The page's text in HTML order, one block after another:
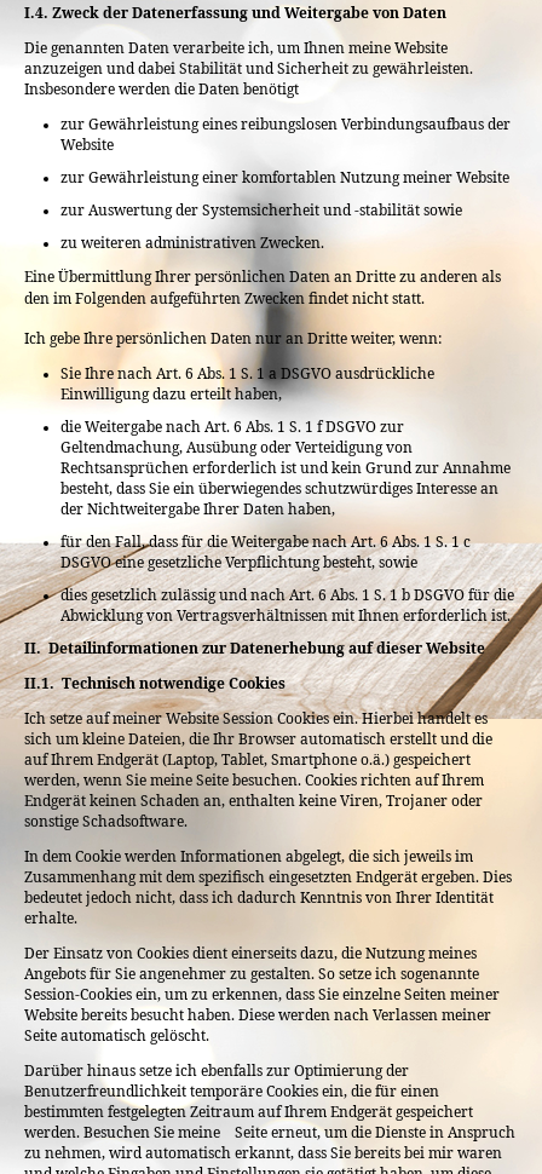
I.4. Zweck der Datenerfassung und Weitergabe von Daten
Die genannten Daten verarbeite ich, um Ihnen meine Website
anzuzeigen und dabei Stabilität und Sicherheit zu gewährleisten.
Insbesondere werden die Daten benötigt
zur Gewährleistung eines reibungslosen Verbindungsaufbaus der
Website
zur Gewährleistung einer komfortablen Nutzung meiner Website
zur Auswertung der Systemsicherheit und -stabilität sowie
zu weiteren administrativen Zwecken.
Eine Übermittlung Ihrer persönlichen Daten an Dritte zu anderen als
den im Folgenden aufgeführten Zwecken findet nicht statt.
Ich gebe Ihre persönlichen Daten nur an Dritte weiter, wenn:
Sie Ihre nach Art. 6 Abs. 1 S. 1 a DSGVO ausdrückliche
Einwilligung dazu erteilt haben,
die Weitergabe nach Art. 6 Abs. 1 S. 1 f DSGVO zur
Geltendmachung, Ausübung oder Verteidigung von
Rechtsansprüchen erforderlich ist und kein Grund zur Annahme
besteht, dass Sie ein überwiegendes schutzwürdiges Interesse an
der Nichtweitergabe Ihrer Daten haben,
für den Fall, dass für die Weitergabe nach Art. 6 Abs. 1 S. 1 c
DSGVO eine gesetzliche Verpflichtung besteht, sowie
dies gesetzlich zulässig und nach Art. 6 Abs. 1 S. 1 b DSGVO für die
Abwicklung von Vertragsverhältnissen mit Ihnen erforderlich ist.
II.Detailinformationen zur Datenerhebung auf dieser Website
II.1. Technisch notwendige Cookies
Ich setze auf meiner Website Session Cookies ein. Hierbei handelt es
sich um kleine Dateien, die Ihr Browser automatisch erstellt und die
auf Ihrem Endgerät (Laptop, Tablet, Smartphone o.ä.) gespeichert
werden, wenn Sie meine Seite besuchen. Cookies richten auf Ihrem
Endgerät keinen Schaden an, enthalten keine Viren, Trojaner oder
sonstige Schadsoftware.
In dem Cookie werden Informationen abgelegt, die sich jeweils im
Zusammenhang mit dem spezifisch eingesetzten Endgerät ergeben. Dies
bedeutet jedoch nicht, dass ich dadurch Kenntnis von Ihrer Identität
erhalte.
Der Einsatz von Cookies dient einerseits dazu, die Nutzung meines
Angebots für Sie angenehmer zu gestalten. So setze ich sogenannte
Session-Cookies ein, um zu erkennen, dass Sie einzelne Seiten meiner
Website bereits besucht haben. Diese werden nach Verlassen meiner
Seite automatisch gelöscht.
Darüber hinaus setze ich ebenfalls zur Optimierung der
Benutzerfreundlichkeit temporäre Cookies ein, die für einen
bestimmten festgelegten Zeitraum auf Ihrem Endgerät gespeichert
werden. Besuchen Sie meine Seite erneut, um die Dienste in Anspruch
zu nehmen, wird automatisch erkannt, dass Sie bereits bei mir waren